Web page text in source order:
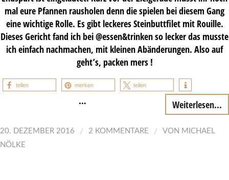
mal eure Pfannen rausholen denn die spielen bei diesem Gang
eine wichtige Rolle. Es gibt leckeres Steinbuttfilet mit Rouille.
Dieses Gericht fand ich bei @essen&trinken so lecker das musste
ich einfach nachmachen, mit kleinen Abänderungen. Also auf
geht’s, packen mers !
teilen merken teilen
… Weiterlesen...
20. DEZEMBER 2016 / 2 KOMMENTARE / VON MICHAEL
NÖLKE